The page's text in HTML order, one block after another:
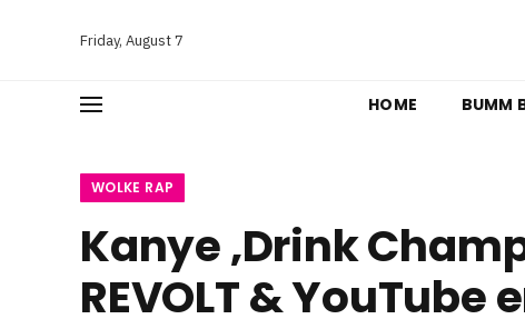
Friday, August 7
HOME BUMM
WOLKE RAP
Kanye ‚Drink
REVOLT & YouTube